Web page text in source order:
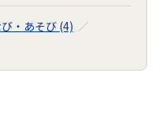
・あそび (4)